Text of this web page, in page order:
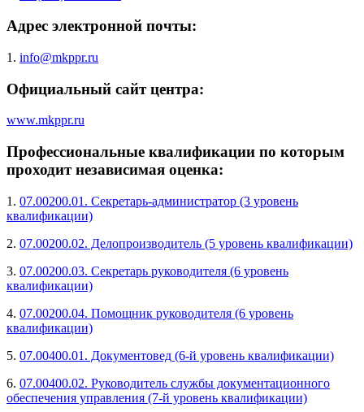
Адрес электронной почты:
1. info@mkppr.ru
Официальный сайт центра:
www.mkppr.ru
Профессиональные квалификации по которым
проходит независимая оценка:
1. 07.00200.01. Секретарь-администратор (3 уровень
квалификации)
2. 07.00200.02. Делопроизводитель (5 уровень квалификации)
3. 07.00200.03. Секретарь руководителя (6 уровень
квалификации)
4. 07.00200.04. Помощник руководителя (6 уровень
квалификации)
5. 07.00400.01. Документовед (6-й уровень квалификации)
6. 07.00400.02. Руководитель службы документационного
обеспечения управления (7-й уровень квалификации)